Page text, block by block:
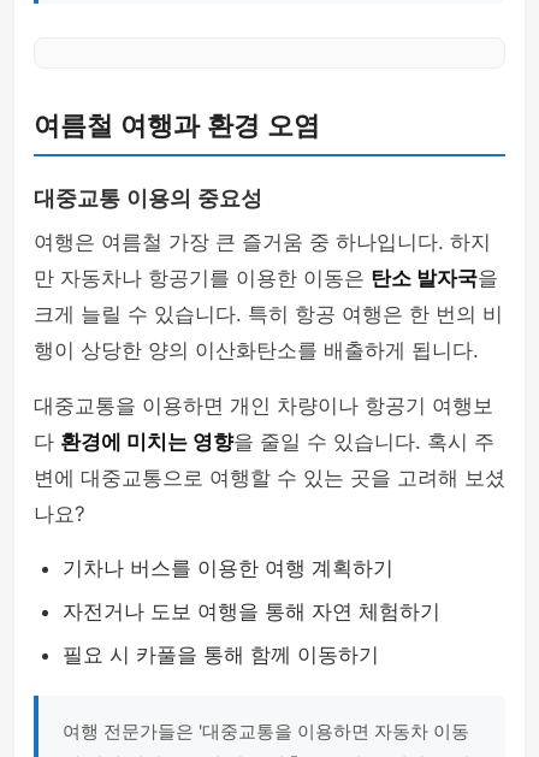
여름철 여행과 환경 오염
대중교통 이용의 중요성
여행은 여름철 가장 큰 즐거움 중 하나입니다. 하지
만 자동차나 항공기를 이용한 이동은 탄소 발자국을
크게 늘릴 수 있습니다. 특히 항공 여행은 한 번의 비
행이 상당한 양의 이산화탄소를 배출하게 됩니다.
대중교통을 이용하면 개인 차량이나 항공기 여행보
다 환경에 미치는 영향을 줄일 수 있습니다. 혹시 주
변에 대중교통으로 여행할 수 있는 곳을 고려해 보셨
나요?
기차나 버스를 이용한 여행 계획하기
자전거나 도보 여행을 통해 자연 체험하기
필요 시 카풀을 통해 함께 이동하기
여행 전문가들은 '대중교통을 이용하면 자동차 이동